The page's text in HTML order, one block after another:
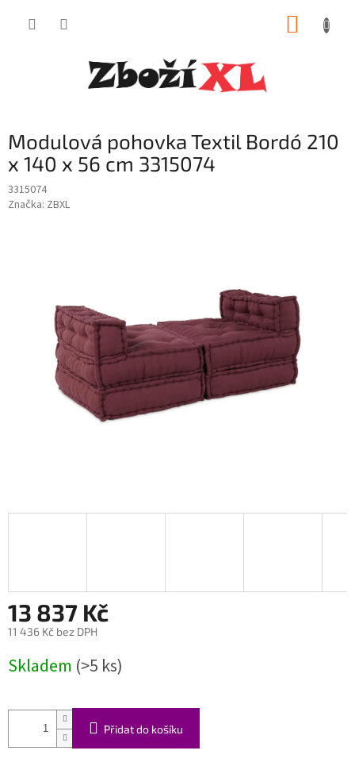
Modulová pohovka Textil Bordó 210
x 140 x 56 cm 3315074
3315074
Značka: ZBXL
13 837 Kč
11 436 Kč bez DPH
cena:
Skladem (>5 ks)
Přidat do košíku